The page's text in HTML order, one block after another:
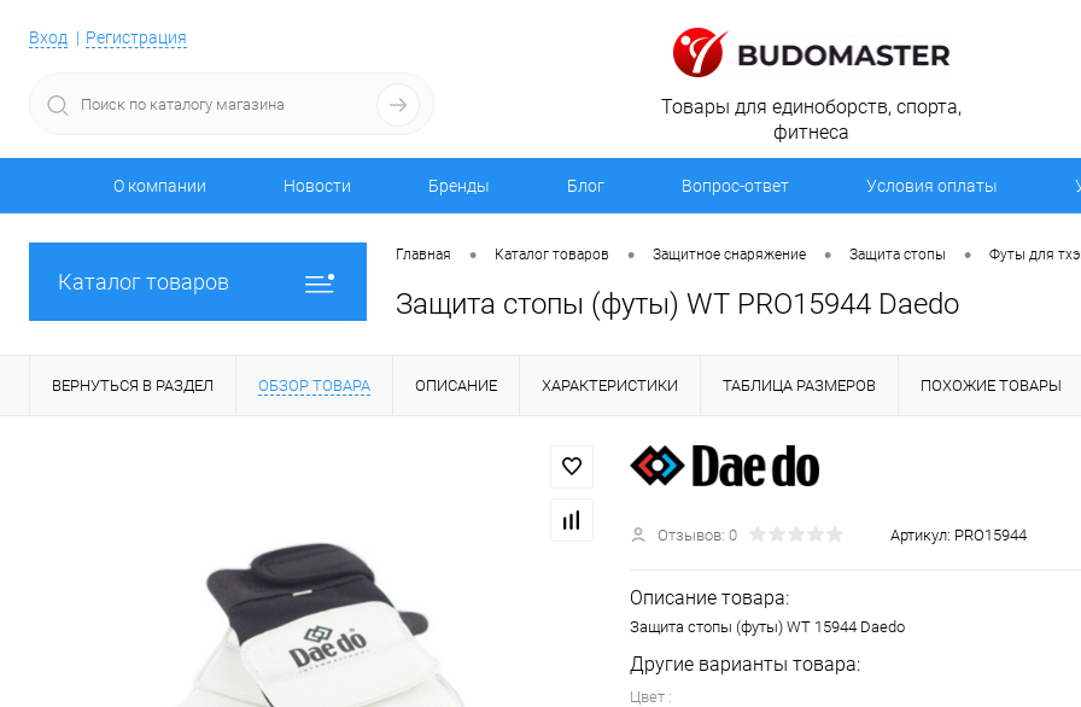
Вход Регистрация
Товары для единоборств, спорта,
фитнеса
О компании Новости Бренды Блог Вопрос-ответ Условия оплаты
Каталог товаров
Главная • Каталог товаров • Защитное снаряжение • Защита стопы • Футы для
Защита стопы (футы) WT PRO15944 Daedo
ВЕРНУТЬСЯ В РАЗДЕЛ ОБЗОР ТОВАРА ОПИСАНИЕ ХАРАКТЕРИСТИКИ ТАБЛИЦА РАЗМЕРОВ ПОХОЖИЕ ТОВАРЫ
Отзывов: 0 Артикул: PRO15944
Описание товара:
Защита стопы (футы) WT 15944 Daedo
Другие варианты товара:
Цвет :